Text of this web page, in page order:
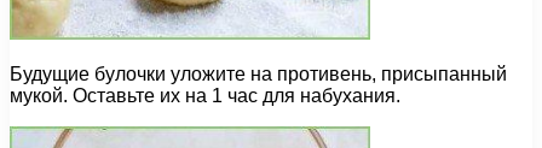
Будущие булочки уложите на противень, присыпанный
мукой. Оставьте их на 1 час для набухания.